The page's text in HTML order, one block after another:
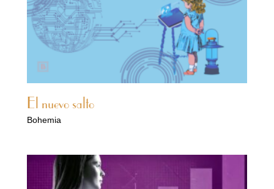
El nuevo salto
Bohemia